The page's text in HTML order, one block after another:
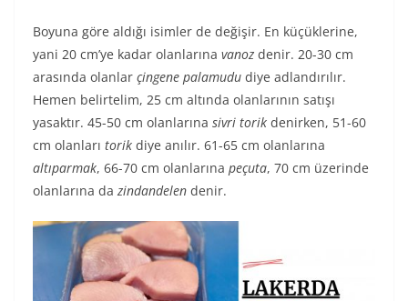
Boyuna göre aldığı isimler de değişir. En küçüklerine,
yani 20 cm’ye kadar olanlarına vanoz denir. 20-30 cm
arasında olanlar çingene palamudu diye adlandırılır.
Hemen belirtelim, 25 cm altında olanlarının satışı
yasaktır. 45-50 cm olanlarına sivri torik denirken, 51-60
cm olanları torik diye anılır. 61-65 cm olanlarına
altıparmak, 66-70 cm olanlarına peçuta, 70 cm üzerinde
olanlarına da zindandelen denir.